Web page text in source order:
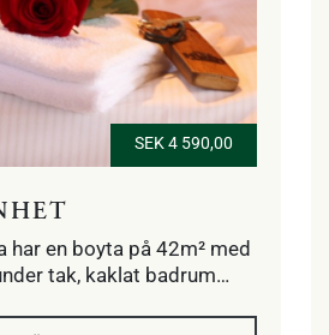
har en boyta på 42m² med
tak, kaklat badrum
med två enkelsängar
SEK 4 590,00